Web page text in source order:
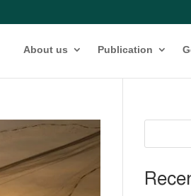
About us Publication